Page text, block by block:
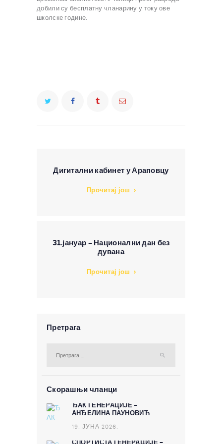
добили су бесплатну чланарину у току ове
школске године.
Дигитални кабинет у Араповцу
Прочитај још
31.јануар – Национални дан без
дувана
Прочитај још
Претрага
Скорашњи чланци
ЂАК ГЕНЕРАЦИЈЕ –
АНЂЕЛИНА ПАУНОВИЋ
19. ЈУНА 2026.
СПОРТИСТА ГЕНЕРАЦИЈЕ –